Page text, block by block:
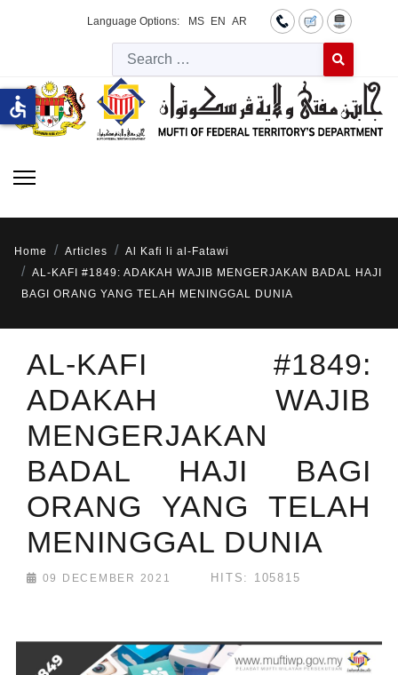
Language Options: MS EN AR
Type 2 or
Home Articles
Al Kafi li al-Fatawi
AL-KAFI #1849: ADAKAH WAJIB MENGERJAKAN BADAL HAJI
BAGI ORANG YANG TELAH MENINGGAL DUNIA
AL-KAFI #1849:
ADAKAH WAJIB
MENGERJAKAN
BADAL HAJI BAGI
ORANG YANG TELAH
MENINGGAL DUNIA
09 DECEMBER 2021 HITS: 105815
accessible